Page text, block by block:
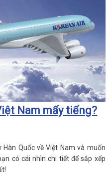
Nam mấy tiếng?
Quốc về Việt Nam và muốn
có cái nhìn chi tiết để sắp xếp